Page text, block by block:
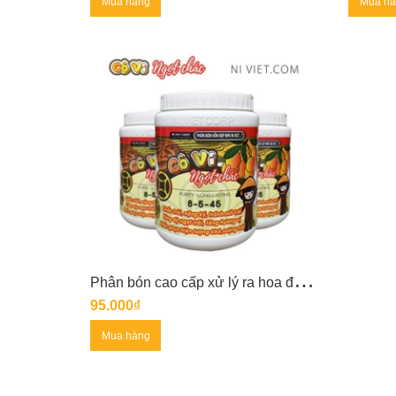
P
hân bón cao cấp xử lý ra hoa đồng loạt CÔ VI NGỌT CHẮC
95.000₫
Mua hàng